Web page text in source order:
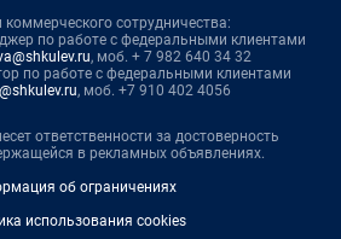
сотрудничества:
по работе с федеральными клиентами
, моб. + 7 982 640 34 32
по работе с федеральными клиентами
, моб. +7 910 402 4056
ответственности за достоверность
в рекламных объявлениях.
об ограничениях
использования cookies